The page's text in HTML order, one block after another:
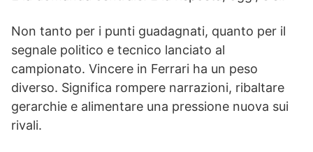
Non tanto per i punti guadagnati, quanto per il
segnale politico e tecnico lanciato al
campionato. Vincere in Ferrari ha un peso
diverso. Significa rompere narrazioni, ribaltare
gerarchie e alimentare una pressione nuova sui
rivali.